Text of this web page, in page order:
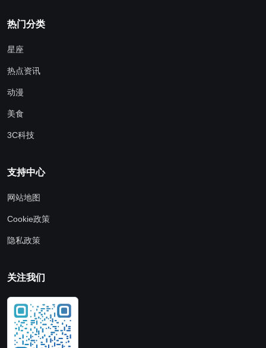
热门分类
星座
热点资讯
动漫
美食
3C科技
支持中心
网站地图
Cookie政策
隐私政策
关注我们